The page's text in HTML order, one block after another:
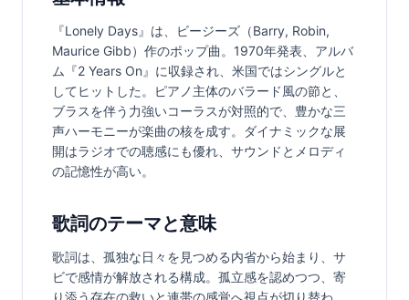
『Lonely Days』は、ビージーズ（Barry, Robin,
Maurice Gibb）作のポップ曲。1970年発表、アルバ
ム『2 Years On』に収録され、米国ではシングルと
してヒットした。ピアノ主体のバラード風の節と、
ブラスを伴う力強いコーラスが対照的で、豊かな三
声ハーモニーが楽曲の核を成す。ダイナミックな展
開はラジオでの聴感にも優れ、サウンドとメロディ
の記憶性が高い。
歌詞のテーマと意味
歌詞は、孤独な日々を見つめる内省から始まり、サ
ビで感情が解放される構成。孤立感を認めつつ、寄
り添う存在の救いと連帯の感覚へ視点が切り替わ